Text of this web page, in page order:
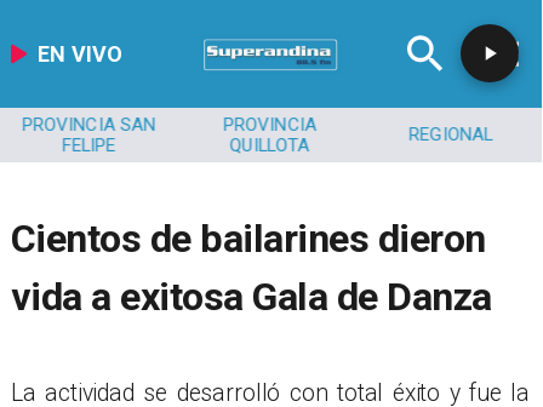
EN VIVO
PROVINCIA SAN
FELIPE
PROVINCIA
QUILLOTA
REGIONAL
Cientos de bailarines dieron
vida a exitosa Gala de Danza
​La actividad se desarrolló con total éxito y fue la